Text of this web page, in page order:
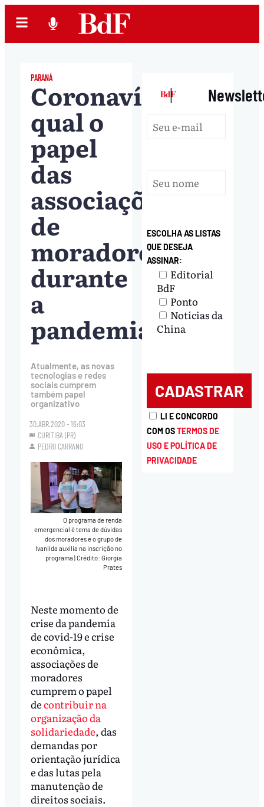
PARANÁ
Coronavírus:
qual o
papel
das
associações
de
moradores
durante
a
pandemia?
Atualmente, as novas
tecnologias e redes
sociais cumprem
também papel
organizativo
30.ABR.2020 - 16:03
CURITIBA (PR)
PEDRO CARRANO
O programa de renda
emergencial é tema de dúvidas
dos moradores e o grupo de
Ivanilda auxilia na inscrição no
programa Crédito: Giorgia
Prates
Neste momento de
crise da pandemia
de covid-19 e crise
econômica,
associações de
moradores
cumprem o papel
decontribuir na
organização da
solidariedade, das
demandas por
orientação jurídica
e das lutas pela
manutenção de
direitos sociais.
|
ESCOLHA AS LISTAS
QUE DESEJA
ASSINAR:
Editorial
BdF
Ponto
Notícias da
China
LI E CONCORDO
COM OSTERMOS DE
USO E POLÍTICA DE
PRIVACIDADE